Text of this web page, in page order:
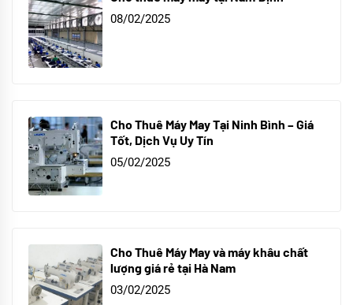
08/02/2025
Cho Thuê Máy May Tại Ninh Bình – Giá
Tốt, Dịch Vụ Uy Tín
05/02/2025
Cho Thuê Máy May và máy khâu chất
lượng giá rẻ tại Hà Nam
03/02/2025